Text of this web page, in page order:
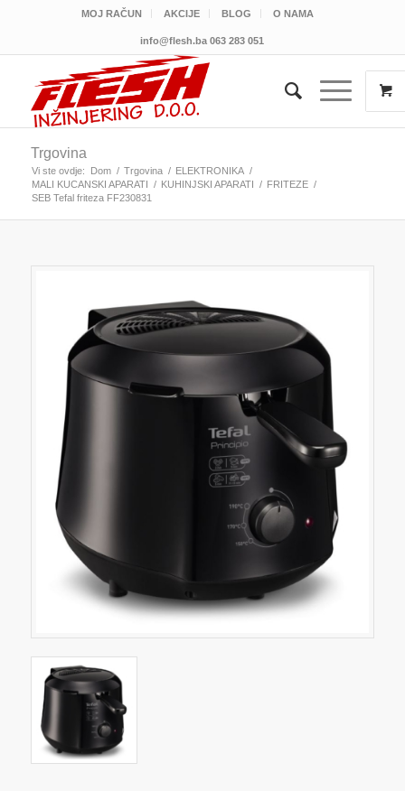
MOJ RAČUN AKCIJE BLOG O NAMA
info@flesh.ba 063 283 051
Trgovina
Vi ste ovdje: Dom / Trgovina / ELEKTRONIKA /
MALI KUCANSKI APARATI / KUHINJSKI APARATI / FRITEZE /
SEB Tefal friteza FF230831